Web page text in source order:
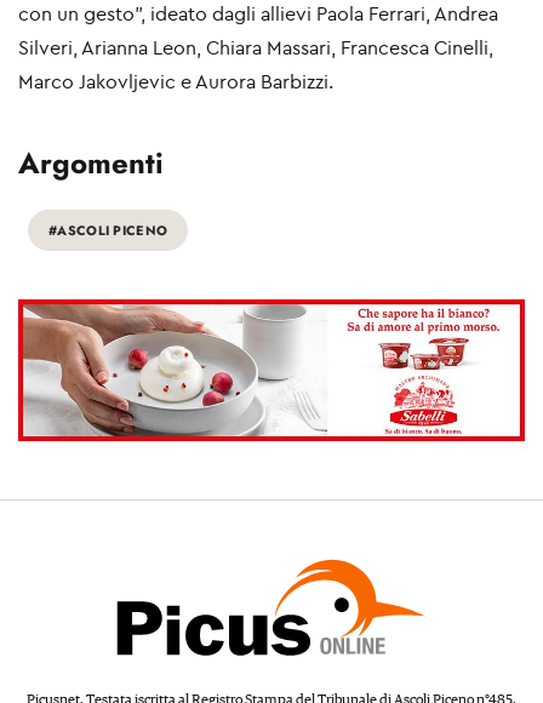
con un gesto", ideato dagli allievi Paola Ferrari, Andrea
Silveri, Arianna Leon, Chiara Massari, Francesca Cinelli,
Marco Jakovljevic e Aurora Barbizzi.
Argomenti
#ASCOLI PICENO
Picusnet. Testata iscritta al Registro Stampa del Tribunale di Ascoli Piceno n°485.